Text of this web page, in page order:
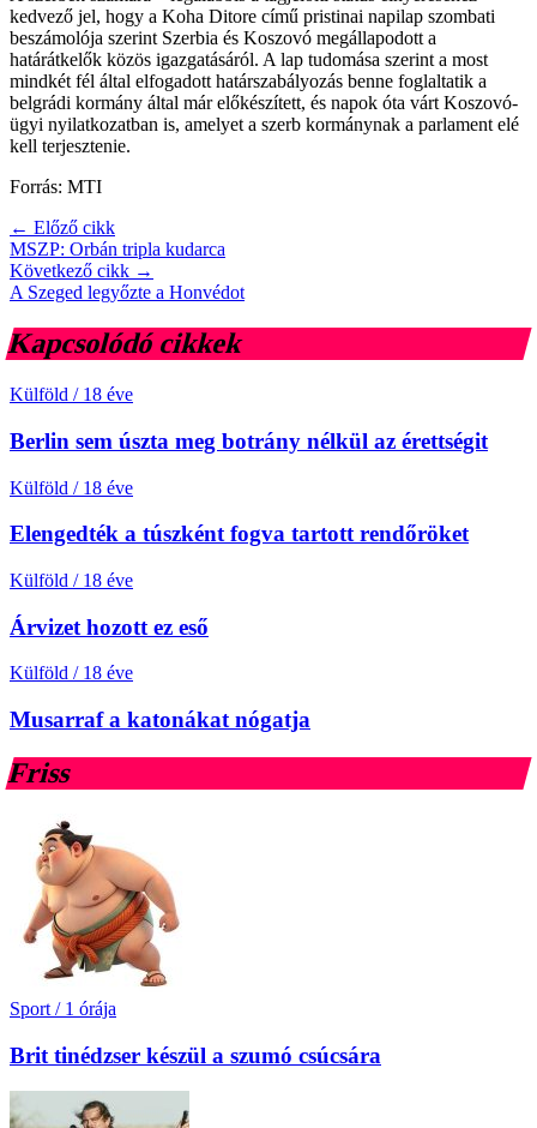
kedvező jel, hogy a Koha Ditore című pristinai napilap szombati
beszámolója szerint Szerbia és Koszovó megállapodott a
határátkelők közös igazgatásáról. A lap tudomása szerint a most
mindkét fél által elfogadott határszabályozás benne foglaltatik a
belgrádi kormány által már előkészített, és napok óta várt Koszovó-
ügyi nyilatkozatban is, amelyet a szerb kormánynak a parlament elé
kell terjesztenie.
Forrás: MTI
← Előző cikk
MSZP: Orbán tripla kudarca
Következő cikk →
A Szeged legyőzte a Honvédot
Kapcsolódó cikkek
Külföld / 18 éve
Berlin sem úszta meg botrány nélkül az érettségit
Külföld / 18 éve
Elengedték a túszként fogva tartott rendőröket
Külföld / 18 éve
Árvizet hozott ez eső
Külföld / 18 éve
Musarraf a katonákat nógatja
Friss
Sport / 1 órája
Brit tinédzser készül a szumó csúcsára